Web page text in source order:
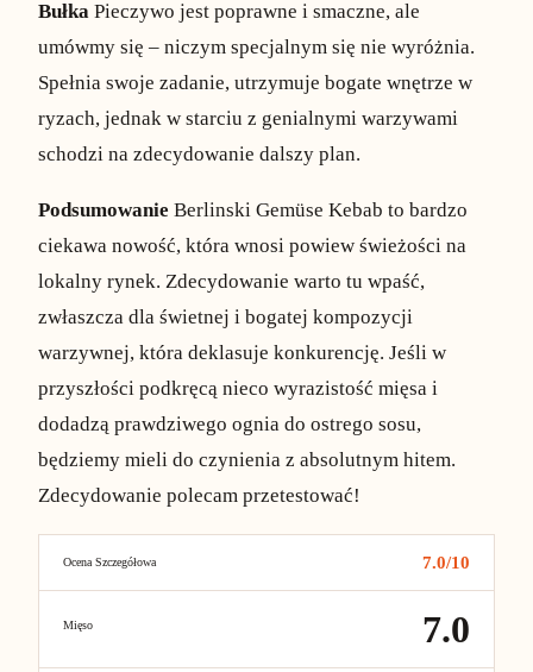
Bułka Pieczywo jest poprawne i smaczne, ale
umówmy się – niczym specjalnym się nie wyróżnia.
Spełnia swoje zadanie, utrzymuje bogate wnętrze w
ryzach, jednak w starciu z genialnymi warzywami
schodzi na zdecydowanie dalszy plan.
Podsumowanie Berlinski Gemüse Kebab to bardzo
ciekawa nowość, która wnosi powiew świeżości na
lokalny rynek. Zdecydowanie warto tu wpaść,
zwłaszcza dla świetnej i bogatej kompozycji
warzywnej, która deklasuje konkurencję. Jeśli w
przyszłości podkręcą nieco wyrazistość mięsa i
dodadzą prawdziwego ognia do ostrego sosu,
będziemy mieli do czynienia z absolutnym hitem.
Zdecydowanie polecam przetestować!
Ocena Szczegółowa 7.0/10
Mięso 7.0